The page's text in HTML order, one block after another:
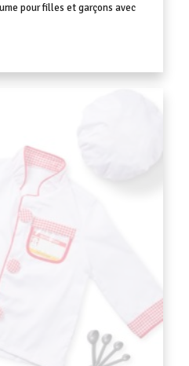
pour filles et garçons avec